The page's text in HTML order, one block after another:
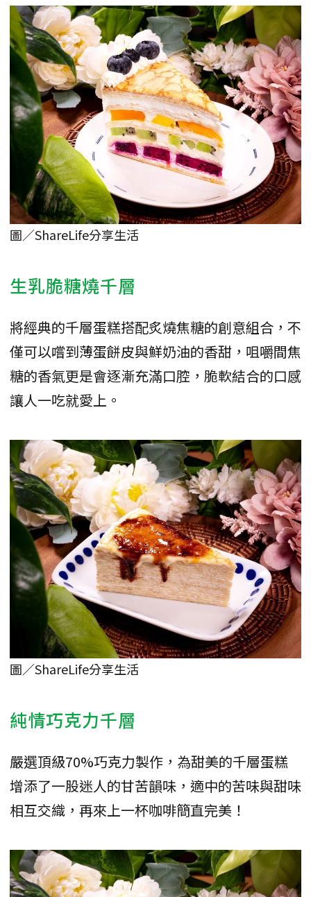
圖／ShareLife分享生活
生乳脆糖燒千層
將經典的千層蛋糕搭配炙燒焦糖的創意組合，不
僅可以嚐到薄蛋餅皮與鮮奶油的香甜，咀嚼間焦
糖的香氣更是會逐漸充滿口腔，脆軟結合的口感
讓人一吃就愛上。
圖／ShareLife分享生活
純情巧克力千層
嚴選頂級70%巧克力製作，為甜美的千層蛋糕
增添了一股迷人的甘苦韻味，適中的苦味與甜味
相互交織，再來上一杯咖啡簡直完美！